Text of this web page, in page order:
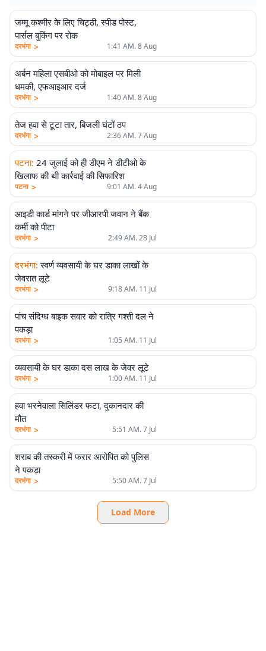
जम्मू कश्मीर के लिए चिट्ठी, स्पीड पोस्ट,
पार्सल बुकिंग पर रोक
दरभंगा > 1:41 AM. 8 Aug
अर्बन महिला एसबीओ को मोबाइल पर मिली
धमकी, एफआइआर दर्ज
दरभंगा > 1:40 AM. 8 Aug
तेज हवा से टूटा तार, बिजली घंटों ठप
दरभंगा > 2:36 AM. 7 Aug
पटना: 24 जुलाई को ही डीएम ने डीटीओ के
खिलाफ की थी कार्रवाई की सिफारिश
पटना > 9:01 AM. 4 Aug
आइडी कार्ड मांगने पर जीआरपी जवान ने बैंक
कर्मी को पीटा
दरभंगा > 2:49 AM. 28 Jul
दरभंगा: स्वर्ण व्यवसायी के घर डाका लाखों के
जेवरात लूटे
दरभंगा > 9:18 AM. 11 Jul
पांच संदिग्ध बाइक सवार को रात्रि गश्ती दल ने
पकड़ा
दरभंगा > 1:05 AM. 11 Jul
व्यवसायी के घर डाका दस लाख के जेवर लूटे
दरभंगा > 1:00 AM. 11 Jul
हवा भरनेवाला सिलिंडर फटा, दुकानदार की
मौत
दरभंगा > 5:51 AM. 7 Jul
शराब की तस्करी में फरार आरोपित को पुलिस
ने पकड़ा
दरभंगा > 5:50 AM. 7 Jul
Load More